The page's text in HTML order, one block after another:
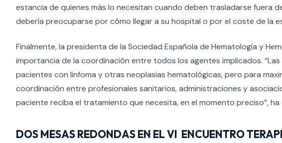
estancia de quienes más lo necesitan cuando deben trasladarse fuera
debería preocuparse por cómo llegar a su hospital o por el coste de la
Finalmente, la presidenta de la Sociedad Española de Hematología y
importancia de la coordinación entre todos los agentes implicados.
pacientes con linfoma y otras neoplasias hematológicas, pero para
coordinación entre profesionales sanitarios, administraciones y
paciente reciba el tratamiento que necesita, en el momento preciso”,
DOS MESAS REDONDAS EN EL VI ENCUENTRO